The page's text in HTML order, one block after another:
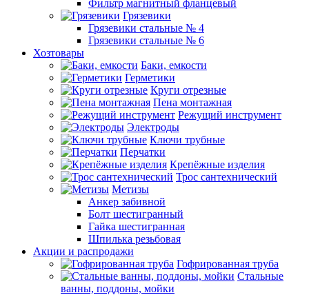
Фильтр магнитный фланцевый
Грязевики
Грязевики стальные № 4
Грязевики стальные № 6
Хозтовары
Баки, емкости
Герметики
Круги отрезные
Пена монтажная
Режущий инструмент
Электроды
Ключи трубные
Перчатки
Крепёжные изделия
Трос сантехнический
Метизы
Анкер забивной
Болт шестигранный
Гайка шестигранная
Шпилька резьбовая
Акции и распродажи
Гофрированная труба
Стальные
ванны, поддоны, мойки